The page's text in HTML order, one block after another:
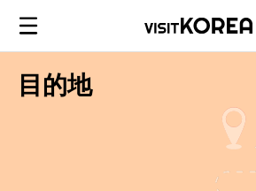
目的地